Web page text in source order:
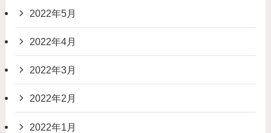
2022年5月
2022年4月
2022年3月
2022年2月
2022年1月